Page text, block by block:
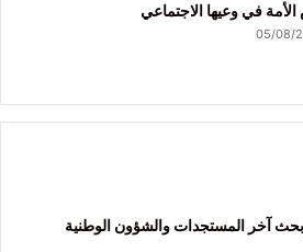
في وعيها الاجتماعي
05/08/
آخر المستجدات والشؤون الوطنية